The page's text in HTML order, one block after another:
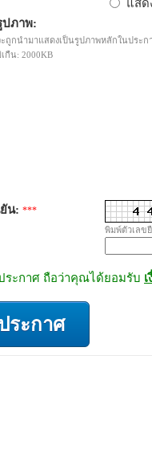
แสด
ปภาพ:
ะถูกนำมาแสดงเป็นรูปภาพหลักในประ
กืน: 2000KB
น: ***
พิมพ์ตัวเลข
ระกาศ ถือว่าคุณได้ยอมรับ
ระกาศ